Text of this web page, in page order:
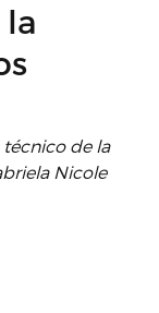
de la
Nicole